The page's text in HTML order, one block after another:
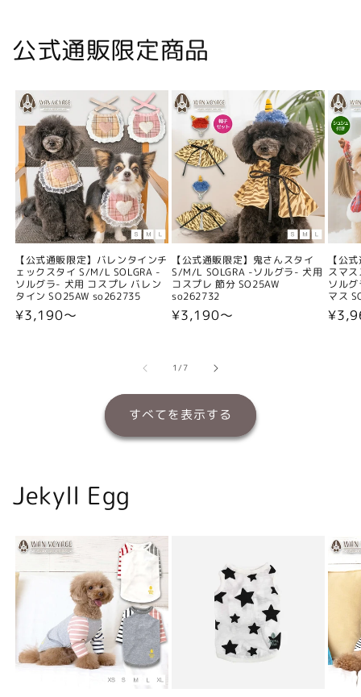
公式通販限定商品
【公式通販限定】バレンタインチ
ェックスタイ S/M/L SOLGRA -
ソルグラ- 犬用 コスプレ バレン
タイン SO25AW so262735
通
¥3,190〜
【公式通販限定】鬼さんスタイ
S/M/L SOLGRA -ソルグラ- 犬用
コスプレ 節分 SO25AW
so262732
通
格
¥3,190〜
【公
スマ
ソル
マス
通
1/の
7
すべてを表示する
Jekyll Egg